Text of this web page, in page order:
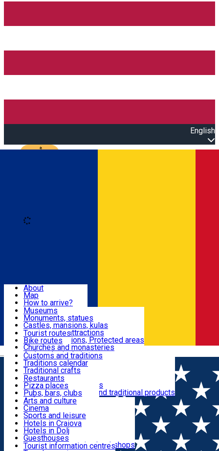
English
Română
Attractions
Routes
Customs, Traditions
Food & Drinks
Leisure & Fun
Accommodation
Useful
About
Map
How to arrive?
Recommendations
Tourist attractions
News
Museums
Monuments, statues
Castles, mansions, kulas
Architectural attractions
Natural attractions, Protected areas
Churches and monasteries
Archaeological sites
Parks and gardens
Tourist routes
Bike routes
Customs and traditions
Traditions calendar
Traditional crafts
Traditional cuisine
Wineries and vineyards
Local manufacturers and traditional products
Restaurants
Pizza places
Pubs, bars, clubs
Cafes and teahouses
Sweets and ice cream
Fast-food
Arts and culture
Cinema
Sports and leisure
Horse riding
Swimming pools
Zoo
Shopping, souvenirs, bookshops
Hotels in Craiova
Hotels in Dolj
Guesthouses
Villas
Tourist information centres